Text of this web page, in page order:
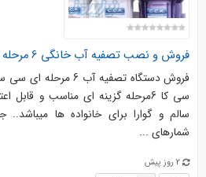
فروش و نصب تصفیه آب خانگی 6 مرحله cck
فروش دستگاه تصفیه
سی کا 6مرحله گزینه ای مناسب و
سالم و گوارا برای خانواده ها
شمارهای ...
2 روز پیش